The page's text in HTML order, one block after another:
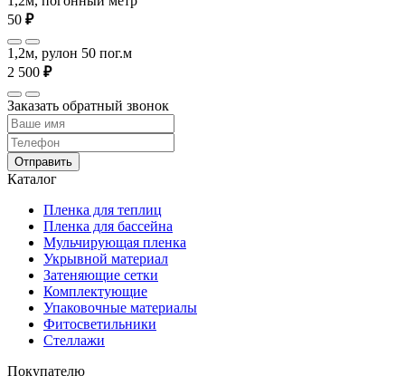
50 ₽
1,2м, рулон 50 пог.м
2 500 ₽
Заказать обратный звонок
Отправить
Каталог
Пленка для теплиц
Пленка для бассейна
Мульчирующая пленка
Укрывной материал
Затеняющие сетки
Комплектующие
Упаковочные материалы
Фитосветильники
Стеллажи
Покупателю